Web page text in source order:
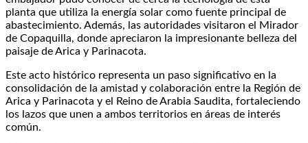
planta que utiliza la energía solar como fuente principal de
abastecimiento. Además, las autoridades visitaron el Mirador
de Copaquilla, donde apreciaron la impresionante belleza del
paisaje de Arica y Parinacota.
Este acto histórico representa un paso significativo en la
consolidación de la amistad y colaboración entre la Región de
Arica y Parinacota y el Reino de Arabia Saudita, fortaleciendo
los lazos que unen a ambos territorios en áreas de interés
común.